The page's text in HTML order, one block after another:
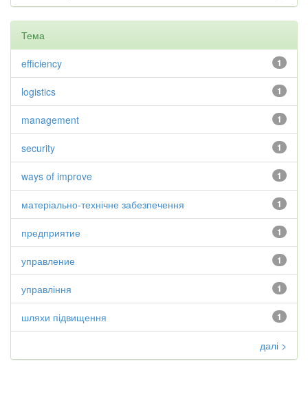
Тема
1
efficiency
1
logistics
1
management
1
security
1
ways of improve
1
матеріально-технічне забезпечення
1
предприятие
1
управление
1
управління
1
шляхи підвищення
далі >